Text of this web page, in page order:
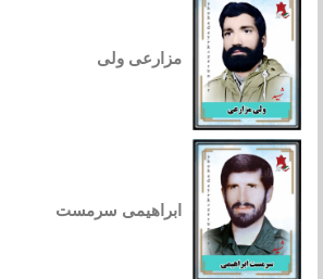
مزارعی ولی
ابراهیمی سرمست